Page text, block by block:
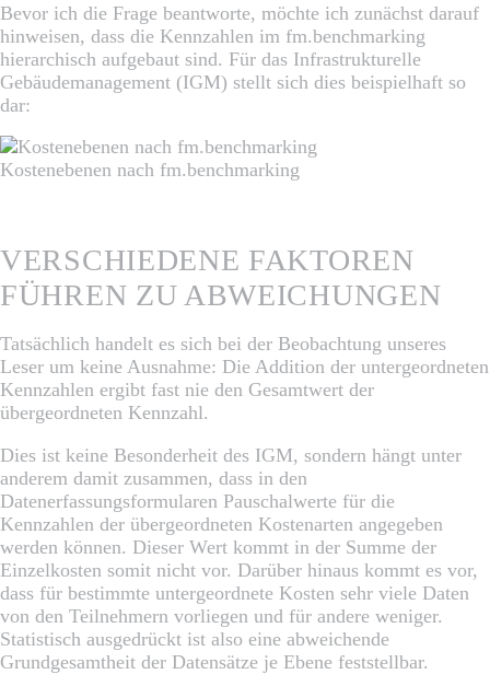
Bevor ich die Frage beantworte, möchte ich zunächst darauf
hinweisen, dass die Kennzahlen im fm.benchmarking
hierarchisch aufgebaut sind. Für das Infrastrukturelle
Gebäudemanagement (IGM) stellt sich dies beispielhaft so
dar:
Kostenebenen nach fm.benchmarking
VERSCHIEDENE FAKTOREN
FÜHREN ZU ABWEICHUNGEN
Tatsächlich handelt es sich bei der Beobachtung unseres
Leser um keine Ausnahme: Die Addition der untergeordneten
Kennzahlen ergibt fast nie den Gesamtwert der
übergeordneten Kennzahl.
Dies ist keine Besonderheit des IGM, sondern hängt unter
anderem damit zusammen, dass in den
Datenerfassungsformularen Pauschalwerte für die
Kennzahlen der übergeordneten Kostenarten angegeben
werden können. Dieser Wert kommt in der Summe der
Einzelkosten somit nicht vor. Darüber hinaus kommt es vor,
dass für bestimmte untergeordnete Kosten sehr viele Daten
von den Teilnehmern vorliegen und für andere weniger.
Statistisch ausgedrückt ist also eine abweichende
Grundgesamtheit der Datensätze je Ebene feststellbar.